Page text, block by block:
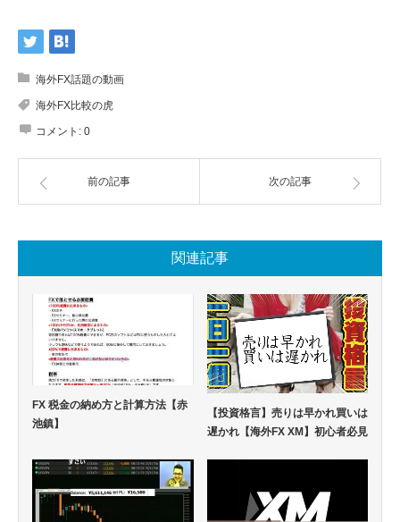
海外FX話題の動画
海外FX比較の虎
コメント: 0
前の記事 次の記事
関連記事
FX 税金の納め方と計算方法【赤
池鎮】
【投資格言】売りは早かれ買いは
遅かれ【海外FX XM】初心者必見